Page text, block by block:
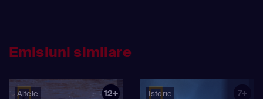
Emisiuni similare
Altele
12+
Istorie
7+